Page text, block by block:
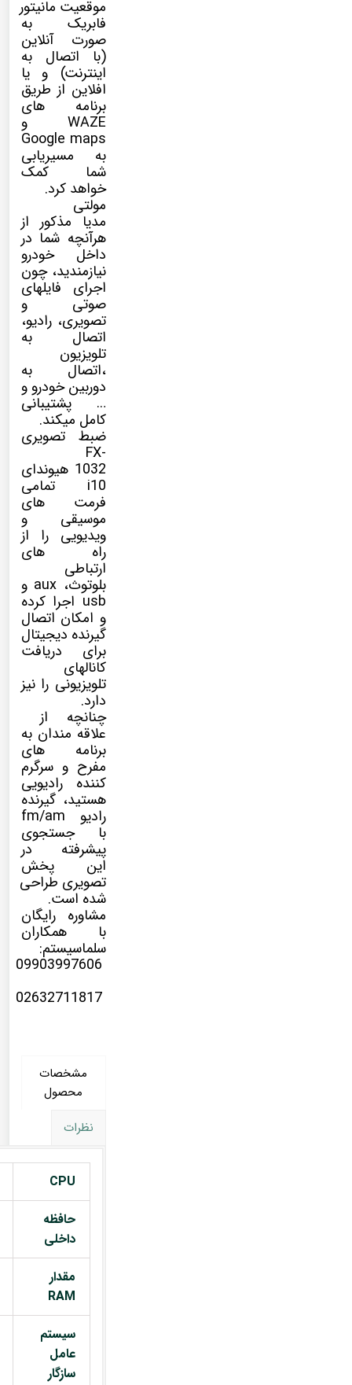
موقعیت مانیتور
فابریک به
صورت آنلاین
(با اتصال به
اینترنت) و یا
افلاین از طریق
برنامه های
WAZE و
Google maps
به مسیریابی
شما کمک
خواهد کرد.
مولتی
مدیا مذکور از
هرآنچه شما در
داخل خودرو
نیازمندید، چون
اجرای فایلهای
صوتی و
تصویری، رادیو،
اتصال به
تلویزیون
،اتصال به
دوربین خودرو و
… پشتیبانی
کامل میکند.
ضبط تصویری
FX-
1032 هیوندای
i10 تمامی
فرمت های
موسیقی و
ویدیویی را از
راه های
ارتباطی
بلوتوث، aux و
usb اجرا کرده
و امکان اتصال
گیرنده دیجیتال
برای دریافت
کانالهای
تلویزیونی را نیز
دارد.
چنانچه از
علاقه مندان به
برنامه های
مفرح و سرگرم
کننده رادیویی
هستید، گیرنده
رادیو fm/am
با جستجوی
پیشرفته در
این پخش
تصویری طراحی
شده است.
مشاوره رایگان
با همکاران
سلماسیستم:
09903997606
02632711817
مشخصات
محصول
نظرات
CPU
حافظه
داخلی
مقدار
RAM
سیستم
عامل
سازگار